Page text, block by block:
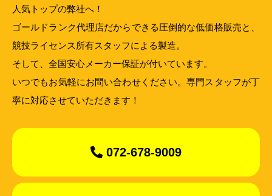
人気トップの弊社へ！
ゴールドランク代理店だからできる圧倒的な低価格販売と、
競技ライセンス所有スタッフによる製造。
そして、全国安心メーカー保証が付いています。
いつでもお気軽にお問い合わせください。専門スタッフが丁
寧に対応させていただきます！
072-678-9009